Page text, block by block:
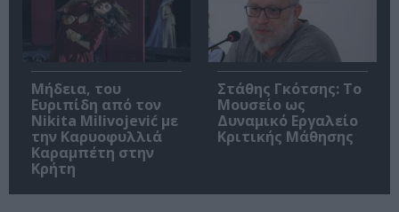
Μήδεια, του
Ευριπίδη από τον
Nikita Milivojević με
την Καρυοφυλλιά
Καραμπέτη στην
Κρήτη
Στάθης Γκότσης: Το
Μουσείο ως
Δυναμικό Εργαλείο
Κριτικής Μάθησης